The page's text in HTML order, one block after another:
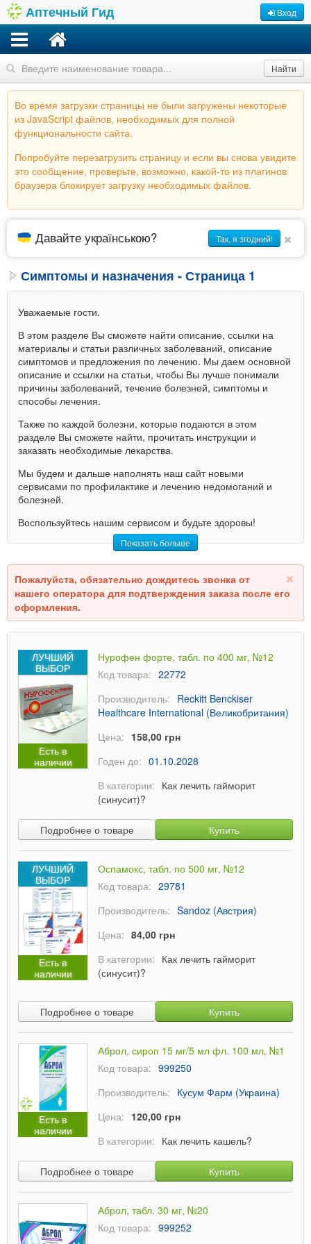
Аптечный Гид Вход
Найти
Во время загрузки страницы не были загружены некоторые
из JavaScript файлов, необходимых для полной
функциональности сайта.
Попробуйте перезагрузить страницу и если вы снова увидите
это сообщение, проверьте, возможно, какой-то из плагинов
браузера блокирует загрузку необходимых файлов.
Давайте українською? Так, я згодний!
Симптомы и назначения - Страница 1
Уважаемые гости.
В этом разделе Вы сможете найти описание, ссылки на
материалы и статьи различных заболеваний, описание
симптомов и предложения по лечению. Мы даем основной
описание и ссылки на статьи, чтобы Вы лучше понимали
причины заболеваний, течение болезней, симптомы и
способы лечения.
Также по каждой болезни, которые подаются в этом
разделе Вы сможете найти, прочитать инструкции и
заказать необходимые лекарства.
Мы будем и дальше наполнять наш сайт новыми
сервисами по профилактике и лечению недомоганий и
болезней.
Воспользуйтесь нашим сервисом и будьте здоровы!
Показать больше
Пожалуйста, обязательно дождитесь звонка от
нашего оператора для подтверждения заказа после его
оформления.
ЛУЧШИЙ
ВЫБОР
Есть в
наличии
Нурофен форте, табл. по 400 мг, №12
Код товара: 22772
Производитель: Reckitt Benckiser
Healthcare International (Великобритания)
Цена: 158,00 грн
Годен до: 01.10.2028
В категории: Как лечить гайморит
(синусит)?
Подробнее о товаре Купить
ЛУЧШИЙ
ВЫБОР
Есть в
наличии
Оспамокс, табл. по 500 мг, №12
Код товара: 29781
Производитель: Sandoz (Австрия)
Цена: 84,00 грн
В категории: Как лечить гайморит
(синусит)?
Подробнее о товаре Купить
Есть в
наличии
Аброл, сироп 15 мг/5 мл фл. 100 мл, №1
Код товара: 999250
Производитель: Кусум Фарм (Украина)
Цена: 120,00 грн
В категории: Как лечить кашель?
Подробнее о товаре Купить
Аброл, табл. 30 мг, №20
Код товара: 999252